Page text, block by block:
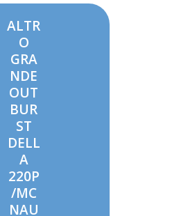
ALTR
O
GRA
NDE
OUT
BUR
ST
DELL
A
220P
/MC
NAU